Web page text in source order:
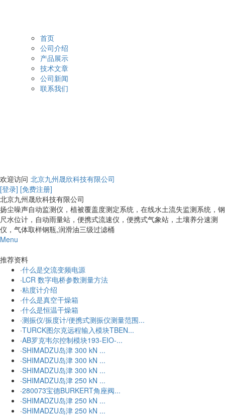
首页
公司介绍
产品展示
技术文章
公司新闻
联系我们
欢迎访问 北京九州晟欣科技有限公司
[登录] [免费注册]
北京九州晟欣科技有限公司
扬尘噪声自动监测仪，植被覆盖度测定系统，在线水土流失监测系统，钢
尺水位计，自动雨量站，便携式流速仪，便携式气象站，土壤养分速测
仪，气体取样钢瓶,润滑油三级过滤桶
Menu
推荐资料
·什么是交流变频电源
·LCR 数字电桥参数测量方法
·粘度计介绍
·什么是真空干燥箱
·什么是恒温干燥箱
·测振仪/振度计/便携式测振仪测量范围...
·TURCK图尔克远程输入模块TBEN...
·AB罗克韦尔控制模块193-EIO-...
·SHIMADZU岛津 300 kN ...
·SHIMADZU岛津 300 kN ...
·SHIMADZU岛津 300 kN ...
·SHIMADZU岛津 250 kN ...
·280073宝德BURKERT角座阀...
·SHIMADZU岛津 250 kN ...
·SHIMADZU岛津 250 kN ...